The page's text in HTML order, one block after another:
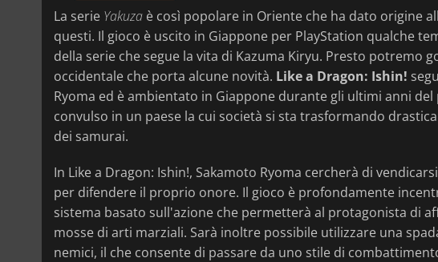
La serie Yakuza è così popolare in Oriente che ha dato origine
questi. Il gioco è uscito in Giappone per PlayStation qualche
della serie che segue la vita di Kazuma Kiryu. Presto potremo
occidentale che porta alcune novità. Like a Dragon: Ishin!
Ryoma ed è ambientato in Giappone durante gli ultimi anni
convulso in un paese la cui società si sta trasformando
dei samurai.
In Like a Dragon: Ishin!, Sakamoto Ryoma cercherà di
per difendere il proprio onore. Il gioco è profondamente
sistema basato sull'azione che permetterà al protagonista di
mosse di arti marziali. Sarà inoltre possibile utilizzare una
nemici, il che consente di passare da uno stile di